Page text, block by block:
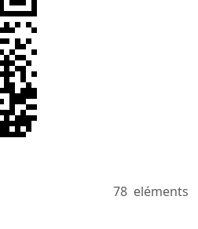
78 eléments